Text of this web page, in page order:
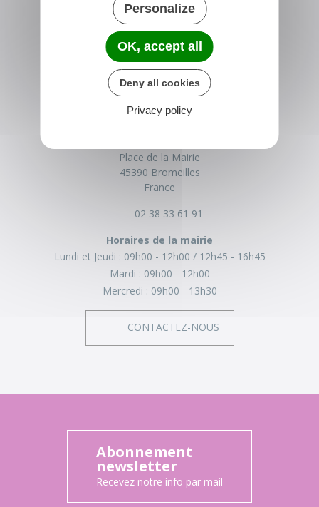
Place de la Mairie
45390 Bromeilles
France
02 38 33 61 91
Horaires de la mairie
Lundi et Jeudi : 09h00 - 12h00
12h45 - 16h45
Mardi : 09h00 - 12h00
Mercredi : 09h00 - 13h30
CONTACTEZ-NOUS
Abonnement
newsletter
Recevez notre info par mail
Personalize
OK, accept all
Deny all cookies
Privacy policy